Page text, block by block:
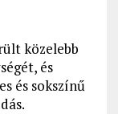
közelebb
és
és sokszínű